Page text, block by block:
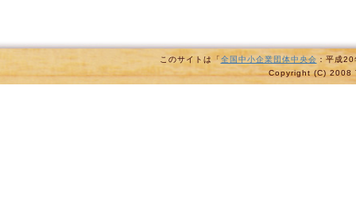
このサイトは「全国中小企業団体中央会 ：平成
Copyright (C) 2008